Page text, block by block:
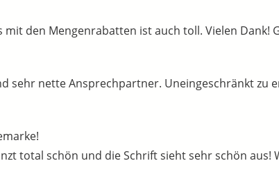
mit den Mengenrabatten ist auch toll. Vielen Dank!
sehr nette Ansprechpartner. Uneingeschränkt zu
total schön und die Schrift sieht sehr schön